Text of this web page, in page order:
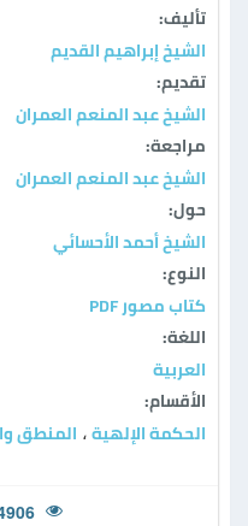
تأليف:
الشيخ إبراهيم القديم
تقديم:
الشيخ عبد المنعم العمران
مراجعة:
الشيخ عبد المنعم العمران
حول:
الشيخ أحمد الأحسائي
النوع:
كتاب مصور PDF
اللغة:
العربية
الأقسام:
الحكمة الإلهية ، المنطق